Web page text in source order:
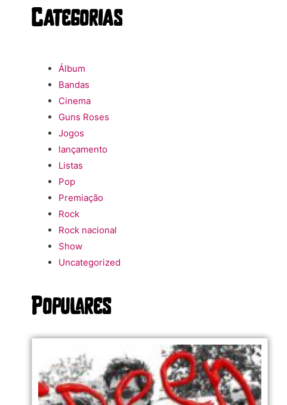
Categorias
Álbum
Bandas
Cinema
Guns Roses
Jogos
lançamento
Listas
Pop
Premiação
Rock
Rock nacional
Show
Uncategorized
Populares